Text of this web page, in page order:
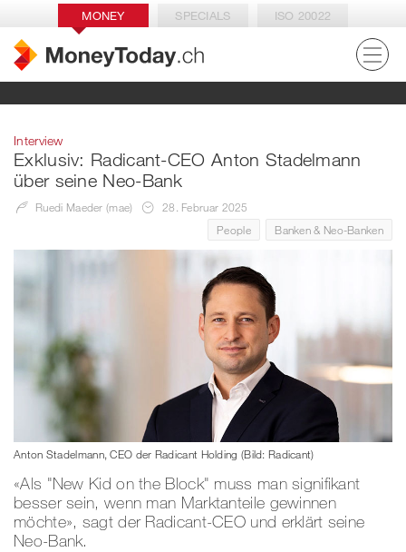
MONEY SPECIALS ISO 20022
Interview
Exklusiv: Radicant-CEO Anton Stadelmann
über seine Neo-Bank
Ruedi Maeder (mae)
28. Februar 2025
People
Banken & Neo-Banken
Anton Stadelmann, CEO der Radicant Holding (Bild: Radicant)
«Als "New Kid on the Block" muss man signifikant
besser sein, wenn man Marktanteile gewinnen
möchte», sagt der Radicant-CEO und erklärt seine
Neo-Bank.